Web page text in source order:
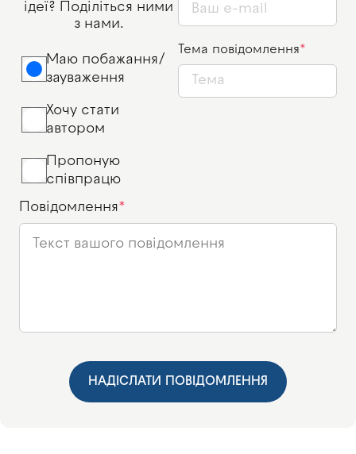
ідеї? Поділіться ними
з нами.
Маю побажання/
зауваження
Хочу стати
автором
Пропоную
співпрацю
Тема повідомлення
Повідомлення
НАДІСЛАТИ ПОВІДОМЛЕННЯ